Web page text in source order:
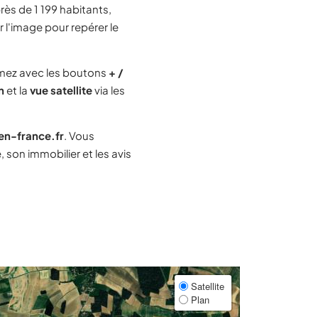
de 1 199 habitants,
l'image pour repérer le
avec les boutons + /
et la vue satellitevia les
france.fr. Vous
immobilier et les avis
Satellite
Plan